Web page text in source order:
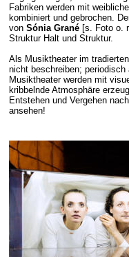
Fabriken werden mit
kombiniert und gebrochen.
von Sónia Grané[s. Foto o.
Struktur Halt und Struktur.
Als Musiktheater im
nicht beschreiben;
Musiktheater werden mit
kribbelnde Atmosphäre
Entstehen und Vergehen
ansehen!